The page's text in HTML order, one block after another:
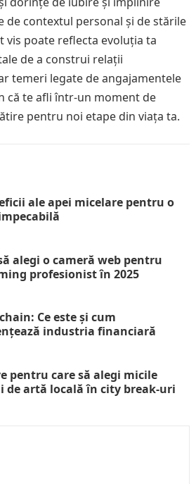
de contextul personal și de stările
vis poate reflecta evoluția ta
de a construi relații
temeri legate de angajamentele
că te afli într-un moment de
pentru noi etape din viața ta.
ale apei micelare pentru o
alegi o cameră web pentru
profesionist în 2025
Ce este și cum
industria financiară
pentru care să alegi micile
de artă locală în city break-uri